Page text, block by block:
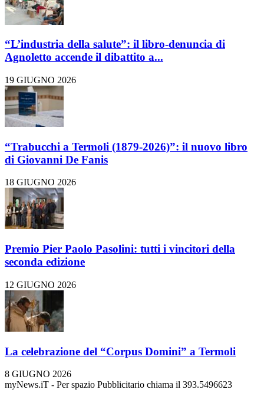
“L’industria della salute”: il libro-denuncia di
Agnoletto accende il dibattito a...
19 GIUGNO 2026
“Trabucchi a Termoli (1879-2026)”: il nuovo libro
di Giovanni De Fanis
18 GIUGNO 2026
Premio Pier Paolo Pasolini: tutti i vincitori della
seconda edizione
12 GIUGNO 2026
La celebrazione del “Corpus Domini” a Termoli
8 GIUGNO 2026
myNews.iT - Per spazio Pubblicitario chiama il 393.5496623